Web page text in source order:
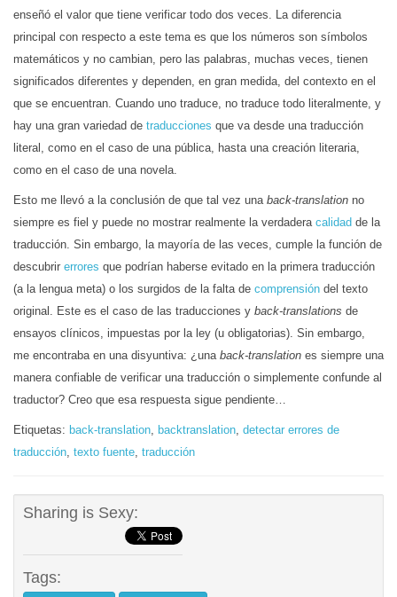
enseñó el valor que tiene verificar todo dos veces. La diferencia
principal con respecto a este tema es que los números son símbolos
matemáticos y no cambian, pero las palabras, muchas veces, tienen
significados diferentes y dependen, en gran medida, del contexto en el
que se encuentran. Cuando uno traduce, no traduce todo literalmente, y
hay una gran variedad de traducciones que va desde una traducción
literal, como en el caso de una pública, hasta una creación literaria,
como en el caso de una novela.
Esto me llevó a la conclusión de que tal vez una back-translation no
siempre es fiel y puede no mostrar realmente la verdadera calidad de la
traducción. Sin embargo, la mayoría de las veces, cumple la función de
descubrir errores que podrían haberse evitado en la primera traducción
(a la lengua meta) o los surgidos de la falta de comprensión del texto
original. Este es el caso de las traducciones y back-translations de
ensayos clínicos, impuestas por la ley (u obligatorias). Sin embargo,
me encontraba en una disyuntiva: ¿una back-translation es siempre una
manera confiable de verificar una traducción o simplemente confunde al
traductor? Creo que esa respuesta sigue pendiente…
Etiquetas: back-translation, backtranslation, detectar errores de
traducción, texto fuente, traducción
Sharing is Sexy:
Tags: